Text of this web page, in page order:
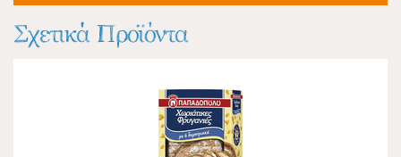
Σχετικά Προϊόντα